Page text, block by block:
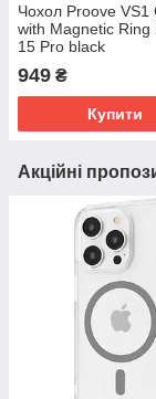
Чохол Proove VS1
with Magnetic Ring
15 Pro black
949 ₴
Купити
Акційні